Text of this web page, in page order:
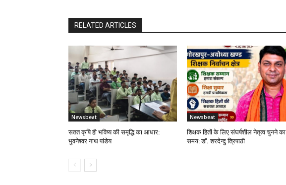
RELATED ARTICLES
Newsbeat
सतत कृषि ही भविष्य की समृद्धि का आधार:
भुवनेश्वर नाथ पांडेय
Newsbeat
शिक्षक हितों के लिए संघर्षशील नेतृत्व चुनने का
समय: डॉ. शरदेन्दु त्रिपाठी